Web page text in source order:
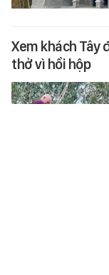
Xem khách Tây
thở vì hồi hộp